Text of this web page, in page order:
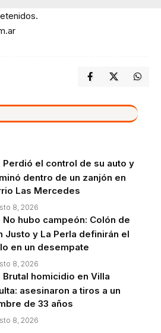
Perdió el control de su auto y
dentro de un zanjón en
Las Mercedes
8, 2026
No hubo campeón: Colón de
Justo y La Perla definirán el
en un desempate
8, 2026
Brutal homicidio en Villa
asesinaron a tiros a un
de 33 años
8, 2026